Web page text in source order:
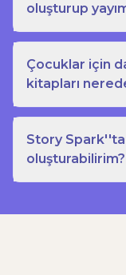
oluşturup
Çocuklar için
kitapları
Story
oluşturabilirim?